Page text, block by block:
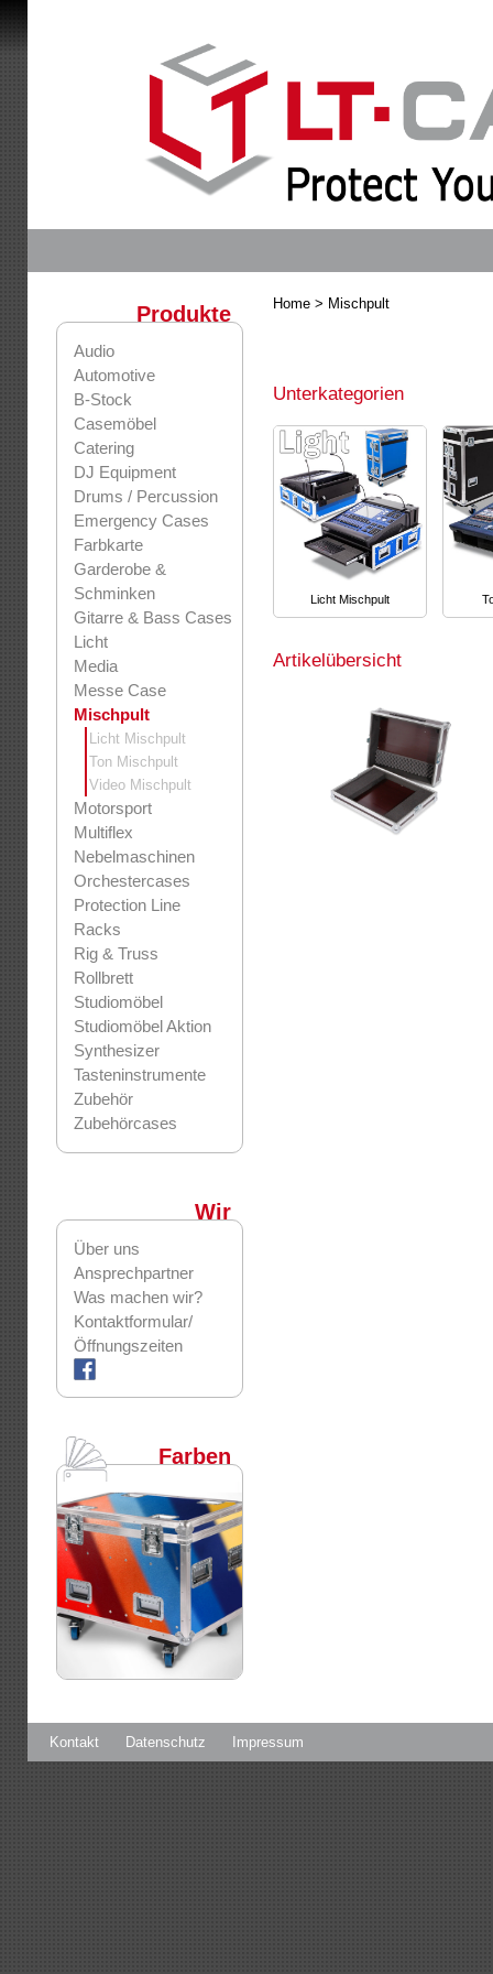
Produkte
Audio
Automotive
B-Stock
Casemöbel
Catering
DJ Equipment
Drums / Percussion
Emergency Cases
Farbkarte
Garderobe &
Schminken
Gitarre & Bass Cases
Licht
Media
Messe Case
Mischpult
Licht Mischpult
Ton Mischpult
Video Mischpult
Motorsport
Multiflex
Nebelmaschinen
Orchestercases
Protection Line
Racks
Rig & Truss
Rollbrett
Studiomöbel
Studiomöbel Aktion
Synthesizer
Tasteninstrumente
Zubehör
Zubehörcases
Wir
Über uns
Ansprechpartner
Was machen wir?
Kontaktformular/
Öffnungszeiten
Farben
Home > Mischpult
Unterkategorien
Licht Mischpult
Artikelübersicht
Kontakt Datenschutz Impressum